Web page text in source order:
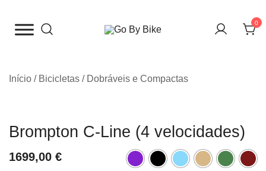
para
0
Início / Bicicletas / Dobráveis e Compactas
Brompton C-Line (4 velocidades)
1699,00 €